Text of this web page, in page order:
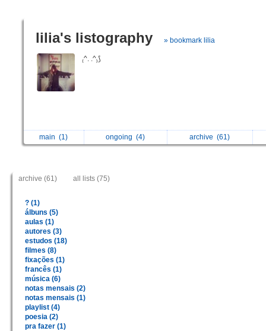
lilia's listography » bookmark lilia
₍^. .^₎⟆
main(1) ongoing(4) archive(61)
archive (61) all lists (75)
? (1)
álbuns (5)
aulas (1)
autores (3)
estudos (18)
filmes (8)
fixações (1)
francês (1)
música (6)
notas mensais (2)
notas mensais (1)
playlist (4)
poesia (2)
pra fazer (1)